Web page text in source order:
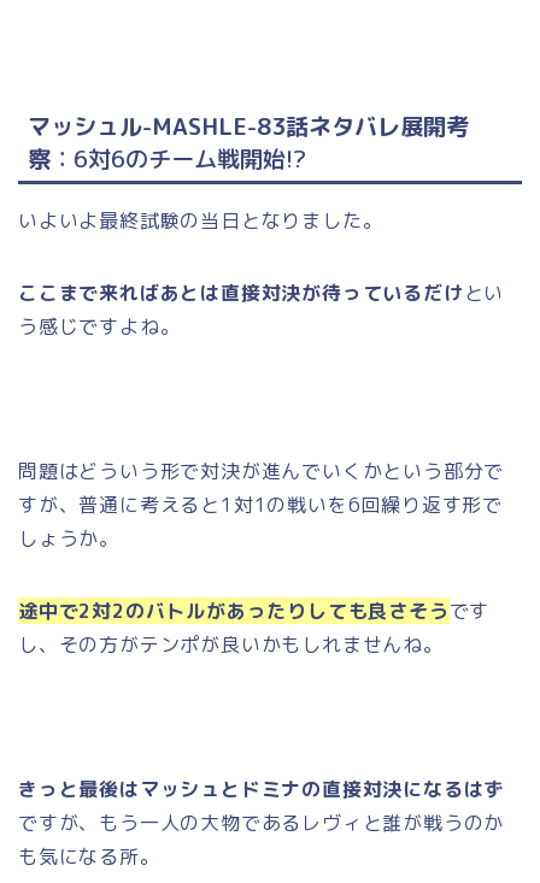
マッシュル-MASHLE-83話ネタバレ展開考
察 ：6対6のチーム戦開始!?
いよいよ最終試験の当日となりました。
ここまで来ればあとは直接対決が待っているだけとい
う感じですよね。
問題はどういう形で対決が進んでいくかという部分で
すが、普通に考えると1対1の戦いを6回繰り返す形で
しょうか。
途中で2対2のバトルがあったりしても良さそうです
し、その方がテンポが良いかもしれませんね。
きっと最後はマッシュとドミナの直接対決になるはず
ですが、もう一人の大物であるレヴィと誰が戦うのか
も気になる所。